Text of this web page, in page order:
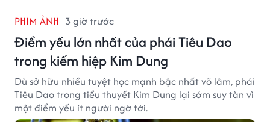
PHIM ẢNH 3 giờ trước
Điểm yếu lớn nhất của phái Tiêu Dao
trong kiếm hiệp Kim Dung
Dù sở hữu nhiều tuyệt học mạnh bậc nhất võ lâm, phái
Tiêu Dao trong tiểu thuyết Kim Dung lại sớm suy tàn vì
một điểm yếu ít người ngờ tới.